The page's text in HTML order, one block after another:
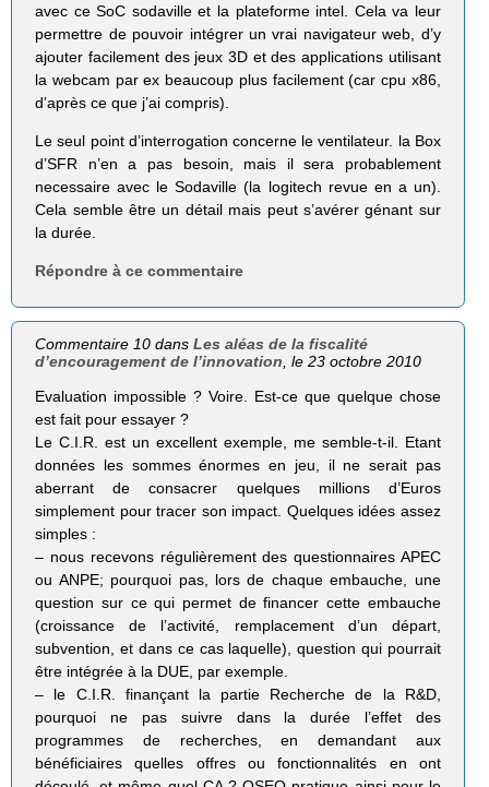
avec ce SoC sodaville et la plateforme intel. Cela va leur
permettre de pouvoir intégrer un vrai navigateur web, d’y
ajouter facilement des jeux 3D et des applications utilisant
la webcam par ex beaucoup plus facilement (car cpu x86,
d’après ce que j’ai compris).
Le seul point d’interrogation concerne le ventilateur. la Box
d’SFR n’en a pas besoin, mais il sera probablement
necessaire avec le Sodaville (la logitech revue en a un).
Cela semble être un détail mais peut s’avérer génant sur
la durée.
Répondre à ce commentaire
Commentaire 10 dansLes aléas de la fiscalité
d’encouragement de l’innovation , le 23 octobre 2010
Evaluation impossible ? Voire. Est-ce que quelque chose
est fait pour essayer ?
Le C.I.R. est un excellent exemple, me semble-t-il. Etant
données les sommes énormes en jeu, il ne serait pas
aberrant de consacrer quelques millions d’Euros
simplement pour tracer son impact. Quelques idées assez
simples :
– nous recevons régulièrement des questionnaires APEC
ou ANPE; pourquoi pas, lors de chaque embauche, une
question sur ce qui permet de financer cette embauche
(croissance de l’activité, remplacement d’un départ,
subvention, et dans ce cas laquelle), question qui pourrait
être intégrée à la DUE, par exemple.
– le C.I.R. finançant la partie Recherche de la R&D,
pourquoi ne pas suivre dans la durée l’effet des
programmes de recherches, en demandant aux
bénéficiaires quelles offres ou fonctionnalités en ont